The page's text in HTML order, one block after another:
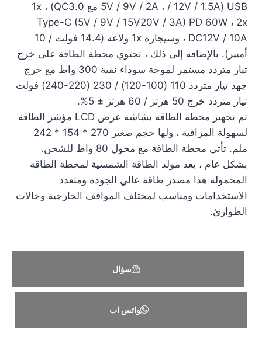
USB (5V / 9V / 2A ، / 12V / 1.5A مع QC3.0) ، 1x
Type-C (5V / 9V / 15V20V / 3A) PD 60W ، 2x
DC12V / 10A ، وسيجارة 1x ولاعة (14.4 فولت / 10
أمبير). بالإضافة إلى ذلك ، تحتوي محطة الطاقة على خرج
تيار متردد مستمر لموجة سوداء نقية 300 واط مع خرج
جهد تيار متردد 110 (100-120) / 230 (220-240) فولت
تيار متردد خرج 50 هرتز / 60 هرتز ± 5%.
تم تجهيز محطة الطاقة بشاشة عرض LCD مؤشر الطاقة
لسهولة المراقبة ، ولها حجم صغير 270 * 154 * 242
ملم. تأتي محطة الطاقة مع محول 80 واط للشحن.
بشكل عام ، يعد مولد الطاقة الشمسية لمحطة الطاقة
المحمولة هذا مصدر طاقة عالي الجودة ومتعدد
الاستخدامات ومناسب لمختلف المواقف الخارجية وحالات
الطوارئ.
سؤال
واتس اب